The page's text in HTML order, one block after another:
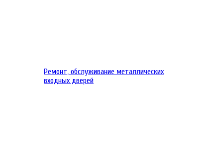
Ремонт, обслуживание металлических
входных дверей